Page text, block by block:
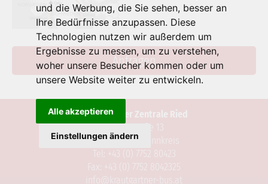
und die Werbung, die Sie sehen, besser an
Ihre Bedürfnisse anzupassen. Diese
Technologien nutzen wir außerdem um
Ergebnisse zu messen, um zu verstehen,
woher unsere Besucher kommen oder um
unsere Website weiter zu entwickeln.
Alle akzeptieren
Einstellungen ändern
Anfragen
Krautgartner Zentrale Ried
Rainerstraße 13
A-4910 Ried im Innkreis
Tel: +43 (0) 7752 80423